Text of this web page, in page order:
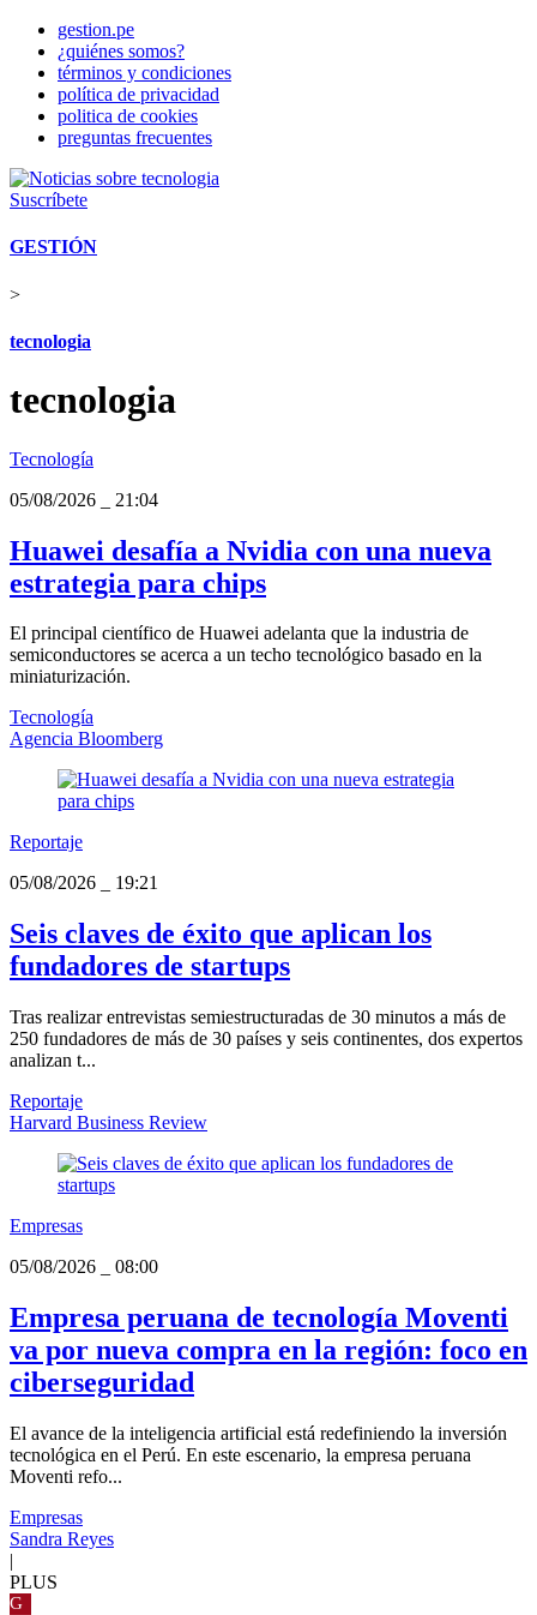
gestion.pe
¿quiénes somos?
términos y condiciones
política de privacidad
politica de cookies
preguntas frecuentes
Suscríbete
GESTIÓN
>
tecnologia
tecnologia
Tecnología
05/08/2026
21:04
Huawei desafía a Nvidia con una nueva
estrategia para chips
El principal científico de Huawei adelanta que la industria de
semiconductores se acerca a un techo tecnológico basado en la
miniaturización.
Tecnología
Agencia Bloomberg
Reportaje
05/08/2026
19:21
Seis claves de éxito que aplican los
fundadores de startups
Tras realizar entrevistas semiestructuradas de 30 minutos a más de
250 fundadores de más de 30 países y seis continentes, dos expertos
analizan t...
Reportaje
Harvard Business Review
Empresas
05/08/2026
08:00
Empresa peruana de tecnología Moventi
va por nueva compra en la región: foco en
ciberseguridad
El avance de la inteligencia artificial está redefiniendo la inversión
tecnológica en el Perú. En este escenario, la empresa peruana
Moventi refo...
Empresas
Sandra Reyes
|
PLUS
G